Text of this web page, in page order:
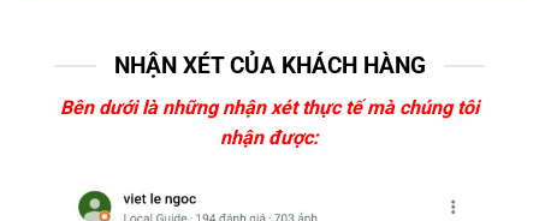
NHẬN XÉT CỦA KHÁCH HÀNG
Bên dưới là những nhận xét thực tế mà chúng tôi
nhận được: